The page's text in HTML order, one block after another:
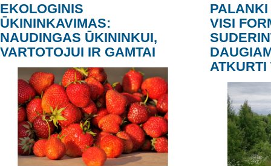
EKOLOGINIS
ŪKININKAVIMAS:
NAUDINGAS ŪKININKUI,
VARTOTOJUI IR GAMTAI
VISI